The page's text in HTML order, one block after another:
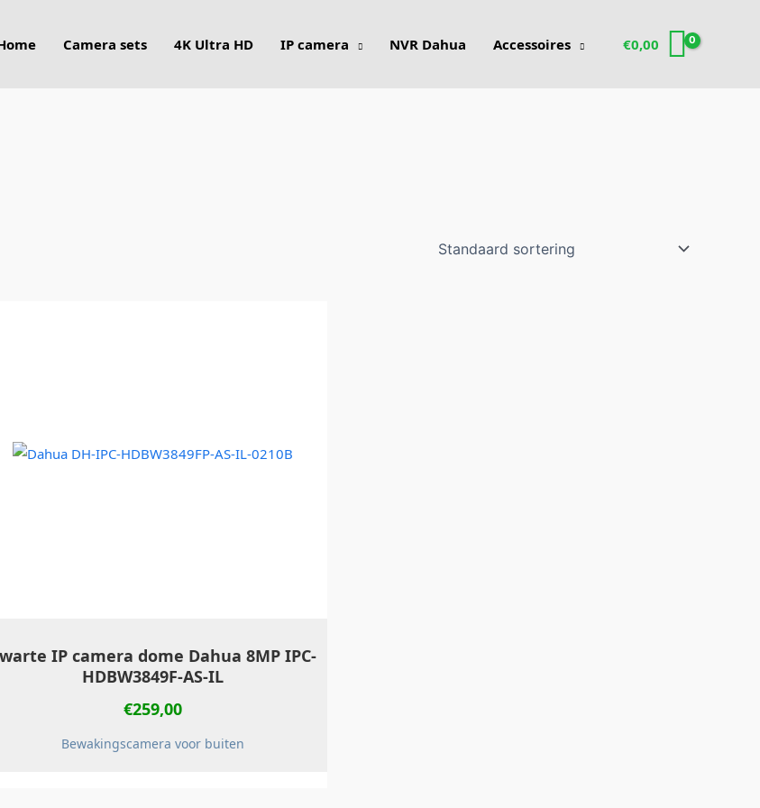
Camera sets 4K Ultra HD IP camera NVR Dahua Accessoires €0,00
IP camera dome Dahua 8MP IPC-
HDBW3849F-AS-IL
€259,00
Bewakingscamera voor buiten